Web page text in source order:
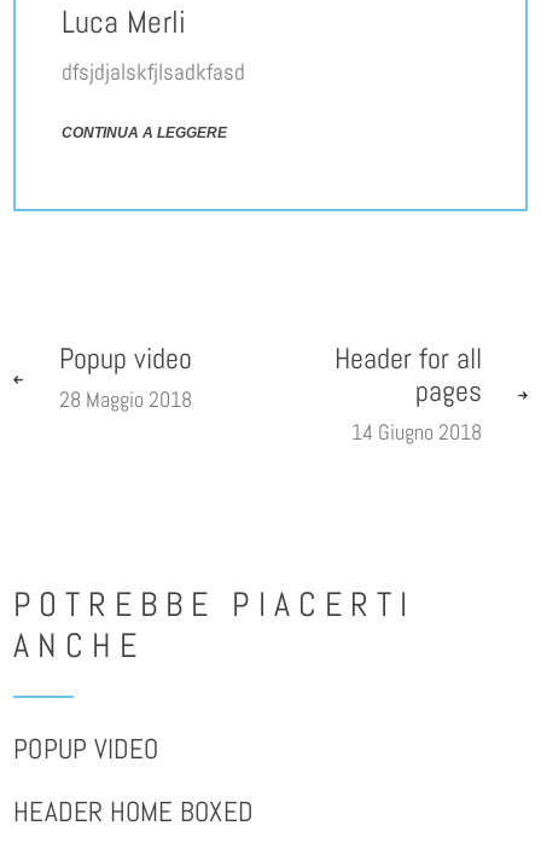
Luca Merli
dfsjdjalskfjlsadkfasd
CONTINUA A LEGGERE
Popup video
28 Maggio 2018
Header for all
pages
14 Giugno 2018
POTREBBE PIACERTI
ANCHE
POPUP VIDEO
HEADER HOME BOXED